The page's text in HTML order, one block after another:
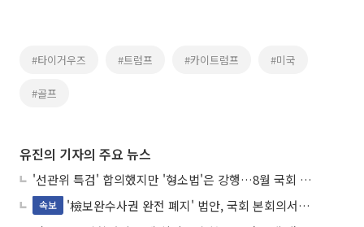
#타이거우즈 #트럼프 #카이트럼프 #미국
#골프
유진의 기자의 주요 뉴스
'선관위 특검' 합의했지만 '형소법'은 강행…8월 국회 '입법 2차전' 예고
속보
'檢보완수사권 완전 폐지' 법안, 국회 본회의서 민주당 주도 통과